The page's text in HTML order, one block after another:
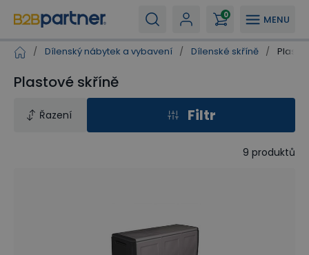
MENU
0
/ Dílenský nábytek a vybavení / Dílenské skříně /
Plastové skříně
Řazení Filtr
9 produktů